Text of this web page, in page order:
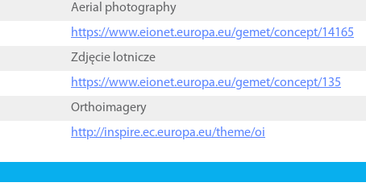
Aerial photography
https://www.eionet.europa.eu/gemet/concept/14165
Zdjęcie lotnicze
https://www.eionet.europa.eu/gemet/concept/135
Orthoimagery
http://inspire.ec.europa.eu/theme/oi